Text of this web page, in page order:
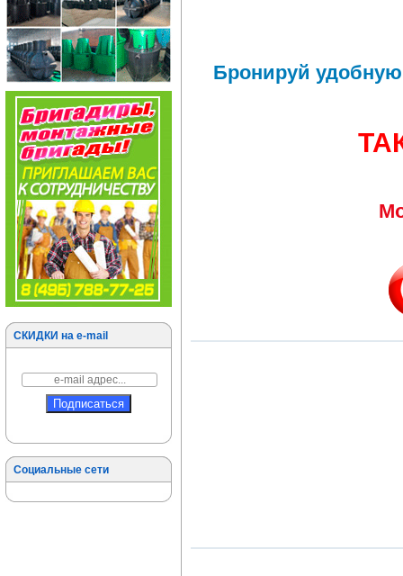
СКИДКИ на e-mail
Социальные сети
Бронируй удобную